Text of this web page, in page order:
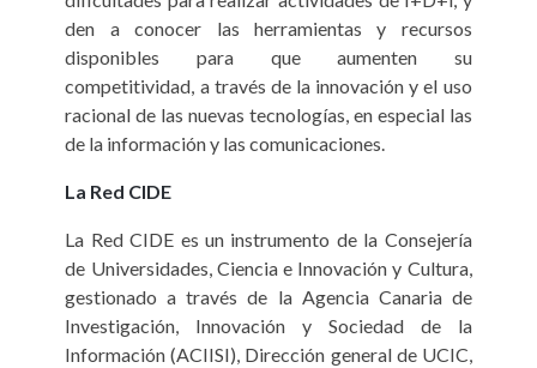
den a conocer las herramientas y recursos
disponibles para que aumenten su
competitividad, a través de la innovación y el uso
racional de las nuevas tecnologías, en especial las
de la información y las comunicaciones.
La Red CIDE
La Red CIDE es un instrumento de la Consejería
de Universidades, Ciencia e Innovación y Cultura,
gestionado a través de la Agencia Canaria de
Investigación, Innovación y Sociedad de la
Información (ACIISI), Dirección general de UCIC,